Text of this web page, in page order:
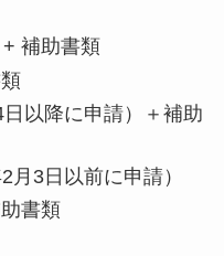
補助書類
以降に申請）＋補助
月3日以前に申請）
書類